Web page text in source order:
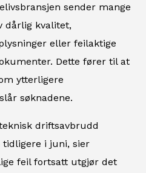
sender mange
dårlig kvalitet,
eller feilaktige
Dette fører til at
ytterligere
søknadene.
driftsavbrudd
i juni, sier
feil fortsatt utgjør det